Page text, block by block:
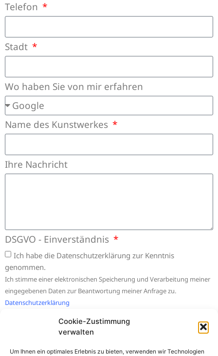
Cookie-Zustimmung
verwalten
Um Ihnen ein optimales Erlebnis zu bieten, verwenden wir Technologien
Telefon
Stadt
Wo haben Sie von mir erfahren
Name des Kunstwerkes
Ihre Nachricht
DSGVO - Einverständnis
Ich habe die Datenschutzerklärung zur Kenntnis
genommen.
Ich stimme einer elektronischen Speicherung und Verarbeitung meiner
eingegebenen Daten zur Beantwortung meiner Anfrage zu.
Datenschutzerklärung
Absenden